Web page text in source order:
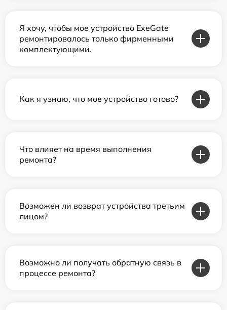
Я хочу, чтобы мое устройство ExeGate
ремонтировалось только фирменными
комплектующими.
Как я узнаю, что мое устройство готово?
Что влияет на время выполнения
ремонта?
Возможен ли возврат устройства третьим
лицом?
Возможно ли получать обратную связь в
процессе ремонта?